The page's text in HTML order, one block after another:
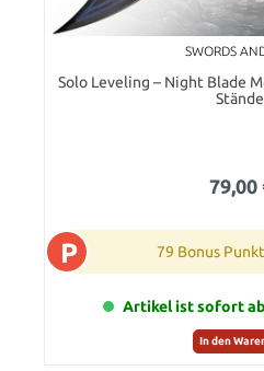
SWORDS
Solo Leveling – Night Blade
79,00
P 79 Bonus
Artikel ist sofort
In den